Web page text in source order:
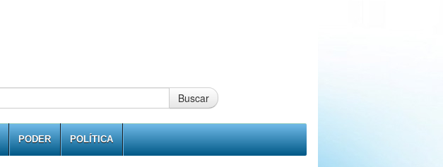
Buscar
PODER POLÍTICA